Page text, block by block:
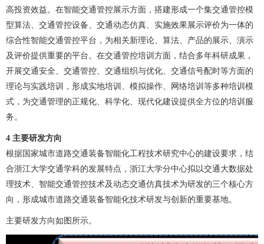
高投资效益。在智能交通管控展示方面，搭建形成一个集交通管控模
型算法、交通管控设备、交通动态仿真、实施效果展示评价为一体的
综合性智能交通管控平台，为相关新理论、算法、产品的展示、演示
及评价提供重要的平台。在交通管控培训方面，结合多年科研成果，
开展交通安全、交通管控、交通组织与优化、交通信号配时等方面的
理论与实践培训，形成实地培训、模拟操作、网络培训等多种培训模
式，为交通管理的正规化、科学化、现代化建设提供全方位的培训服
务。
4 主要研发方向
根据国家城市道路交通装备智能化工程技术研究中心的建设要求，结
合浙江大学交通学科的发展特点，浙江大学分中心拟以交通大数据处
理技术、智能交通管控技术及动态交通仿真技术为研发的三个核心方
向，形成城市道路交通装备智能化技术研发与创新的重要基地。
主要研发方向如图所示。